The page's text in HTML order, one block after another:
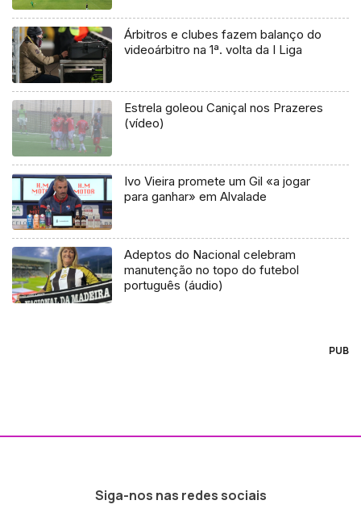
Árbitros e clubes fazem balanço do
videoárbitro na 1ª. volta da I Liga
Estrela goleou Caniçal nos Prazeres
(vídeo)
Ivo Vieira promete um Gil «a jogar
para ganhar» em Alvalade
Adeptos do Nacional celebram
manutenção no topo do futebol
português (áudio)
PUB
Siga-nos nas redes sociais